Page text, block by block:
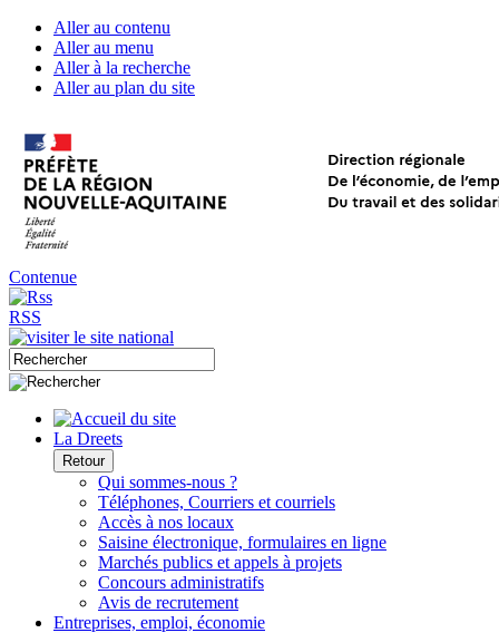
Aller au contenu
Aller au menu
Aller à la recherche
Aller au plan du site
Contenue
RSS
La Dreets
Retour
Qui sommes-nous ?
Téléphones, Courriers et courriels
Accès à nos locaux
Saisine électronique, formulaires en ligne
Marchés publics et appels à projets
Concours administratifs
Avis de recrutement
Entreprises, emploi, économie